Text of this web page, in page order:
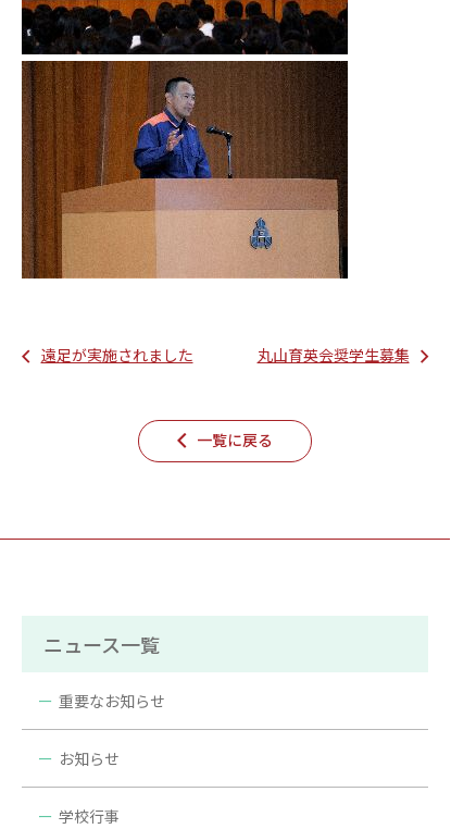
遠足が実施されました 丸山育英会奨学生募集
一覧に戻る
ニュース一覧
重要なお知らせ
お知らせ
学校行事